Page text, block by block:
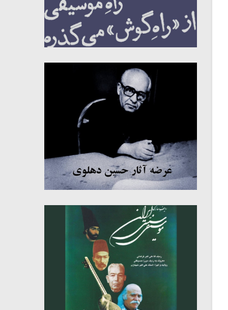
میکلوش روژا